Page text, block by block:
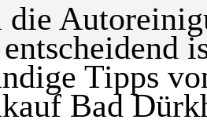
die
Tipps
Bad